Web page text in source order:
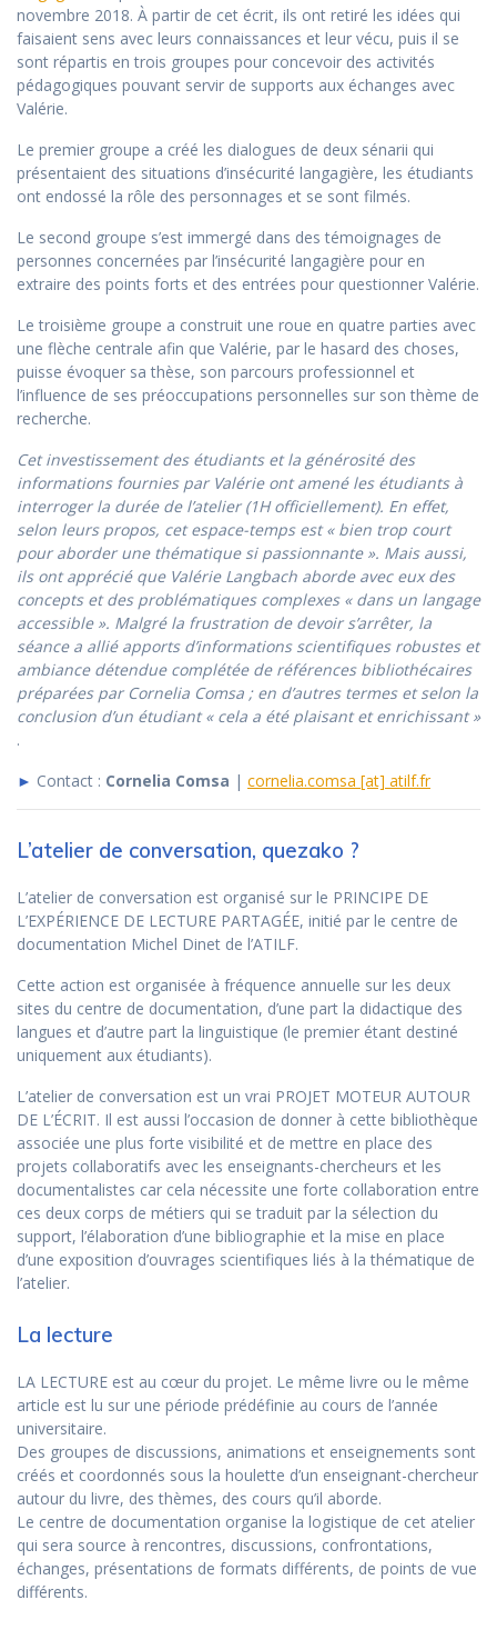
novembre 2018. À partir de cet écrit, ils ont retiré les idées qui
faisaient sens avec leurs connaissances et leur vécu, puis il se
sont répartis en trois groupes pour concevoir des activités
pédagogiques pouvant servir de supports aux échanges avec
Valérie.
Le premier groupe a créé les dialogues de deux sénarii qui
présentaient des situations d’insécurité langagière, les étudiants
ont endossé la rôle des personnages et se sont filmés.
Le second groupe s’est immergé dans des témoignages de
personnes concernées par l’insécurité langagière pour en
extraire des points forts et des entrées pour questionner Valérie.
Le troisième groupe a construit une roue en quatre parties avec
une flèche centrale afin que Valérie, par le hasard des choses,
puisse évoquer sa thèse, son parcours professionnel et
l’influence de ses préoccupations personnelles sur son thème de
recherche.
Cet investissement des étudiants et la générosité des
informations fournies par Valérie ont amené les étudiants à
interroger la durée de l’atelier (1H officiellement). En effet,
selon leurs propos, cet espace-temps est « bien trop court
pour aborder une thématique si passionnante ». Mais aussi,
ils ont apprécié que Valérie Langbach aborde avec eux des
concepts et des problématiques complexes « dans un langage
accessible ». Malgré la frustration de devoir s’arrêter, la
séance a allié apports d’informations scientifiques robustes et
ambiance détendue complétée de références bibliothécaires
préparées par Cornelia Comsa ; en d’autres termes et selon la
conclusion d’un étudiant « cela a été plaisant et enrichissant »
.
► Contact : Cornelia Comsa | cornelia.comsa [at] atilf.fr
L’atelier de conversation, quezako ?
L’atelier de conversation est organisé sur le PRINCIPE DE
L’EXPÉRIENCE DE LECTURE PARTAGÉE, initié par le centre de
documentation Michel Dinet de l’ATILF.
Cette action est organisée à fréquence annuelle sur les deux
sites du centre de documentation, d’une part la didactique des
langues et d’autre part la linguistique (le premier étant destiné
uniquement aux étudiants).
L’atelier de conversation est un vrai PROJET MOTEUR AUTOUR
DE L’ÉCRIT. Il est aussi l’occasion de donner à cette bibliothèque
associée une plus forte visibilité et de mettre en place des
projets collaboratifs avec les enseignants-chercheurs et les
documentalistes car cela nécessite une forte collaboration entre
ces deux corps de métiers qui se traduit par la sélection du
support, l’élaboration d’une bibliographie et la mise en place
d’une exposition d’ouvrages scientifiques liés à la thématique de
l’atelier.
La lecture
LA LECTURE est au cœur du projet. Le même livre ou le même
article est lu sur une période prédéfinie au cours de l’année
universitaire.
Des groupes de discussions, animations et enseignements sont
créés et coordonnés sous la houlette d’un enseignant-chercheur
autour du livre, des thèmes, des cours qu’il aborde.
Le centre de documentation organise la logistique de cet atelier
qui sera source à rencontres, discussions, confrontations,
échanges, présentations de formats différents, de points de vue
différents.